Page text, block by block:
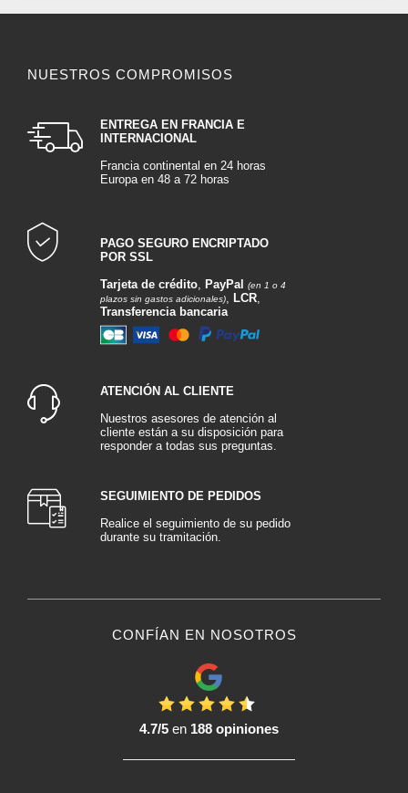
NUESTROS COMPROMISOS
ENTREGA EN FRANCIA E
INTERNACIONAL
Francia continental en 24 horas
Europa en 48 a 72 horas
PAGO SEGURO ENCRIPTADO
POR SSL
Tarjeta de crédito, PayPal
(en 1 o 4
plazos sin gastos adicionales), LCR,
Transferencia bancaria
ATENCIÓN AL CLIENTE
Nuestros asesores de atención al
cliente están a su disposición para
responder a todas sus preguntas.
SEGUIMIENTO DE PEDIDOS
Realice el seguimiento de su pedido
durante su tramitación.
CONFÍAN EN NOSOTROS
4.7/5en 188 opiniones